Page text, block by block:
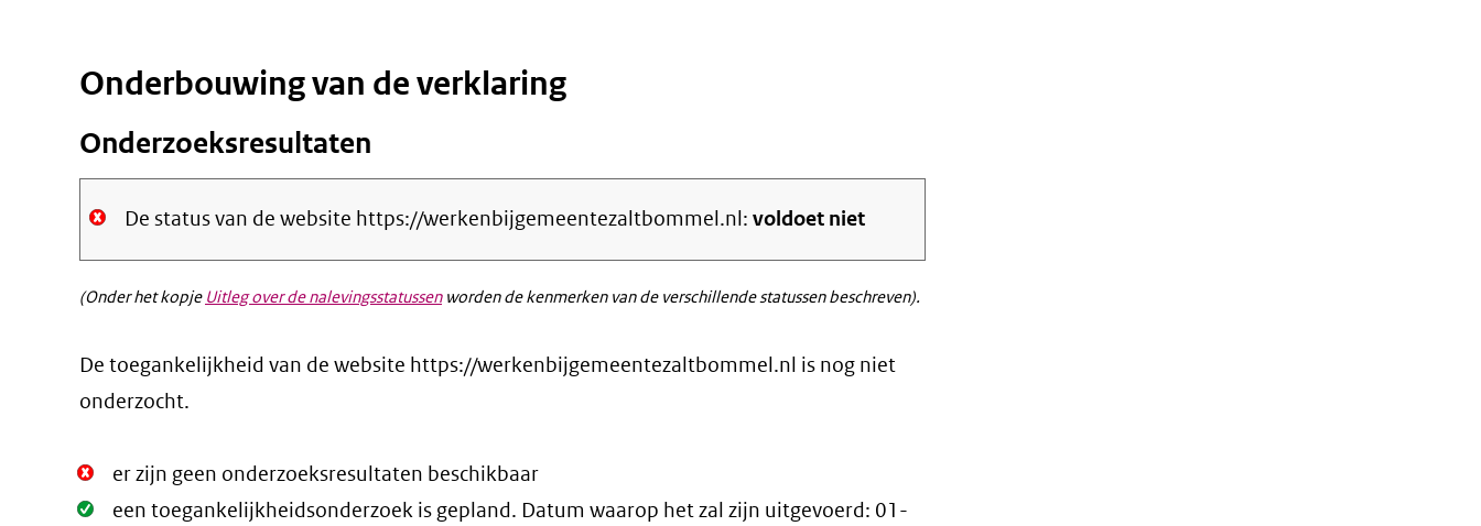
Onderbouwing van de verklaring
Onderzoeksresultaten
De status van de website https://werkenbijgemeentezaltbommel.nl: voldoet niet
(Onder het kopje Uitleg over de nalevingsstatussenworden de kenmerken van de verschillende statussen beschreven).
De toegankelijkheid van de website https://werkenbijgemeentezaltbommel.nl is nog niet
onderzocht.
Niet
Oké.
er zijn geen onderzoeksresultaten beschikbaar
Oké.
een toegankelijkheidsonderzoek is gepland. Datum waarop het zal zijn uitgevoerd: 01-